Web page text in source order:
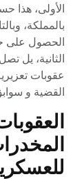
الأولى، هذا
بالمملكة،
الحصول على
الثانية، يل
عقوبات
القضية و